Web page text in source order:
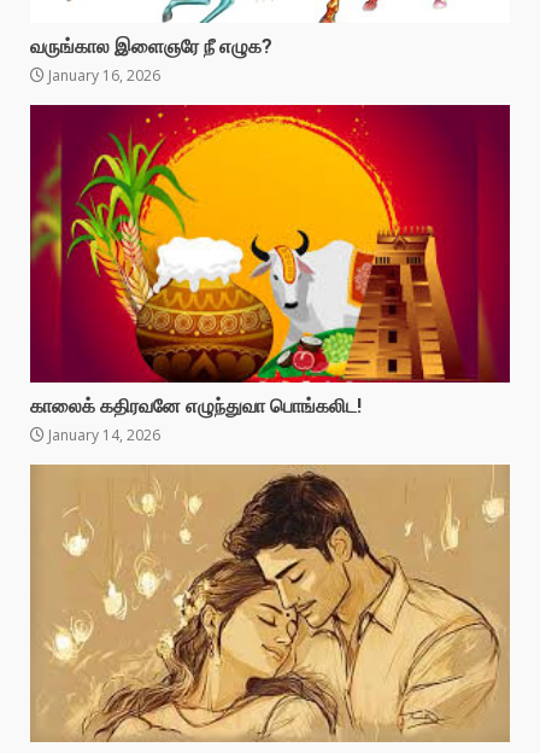
வருங்கால இளைஞரே நீ எழுக?
January 16, 2026
காலைக் கதிரவனே எழுந்துவா பொங்கலிட!
January 14, 2026